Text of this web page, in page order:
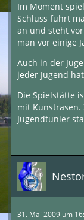
Im Moment
Schluss führt
an und steht
man vor einige
Auch in der
jeder Jugend
Die Spielstätte
mit Kunstrasen.
Jugendtunier
31. Mai 2009 um